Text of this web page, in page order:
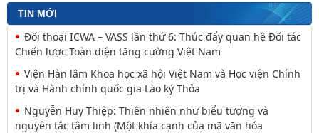
TIN MỚI
Đối thoại ICWA – VASS lần thứ 6: Thúc đẩy quan hệ Đối tác
Chiến lược Toàn diện tăng cường Việt Nam
Viện Hàn lâm Khoa học xã hội Việt Nam và Học viện Chính
trị và Hành chính quốc gia Lào ký Thỏa
Nguyễn Huy Thiệp: Thiên nhiên như biểu tượng và
nguyên tắc tâm linh (Một khía cạnh của mã văn hóa